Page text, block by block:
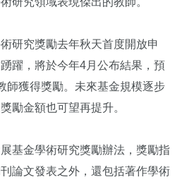
研究獎勵去年秋天首度開放申
躍，將於今年4月公布結果，預
師獲得獎勵。未來基金規模逐步
勵金額也可望再提升。
基金學術研究獎勵辦法，獎勵指
論文發表之外，還包括著作學術